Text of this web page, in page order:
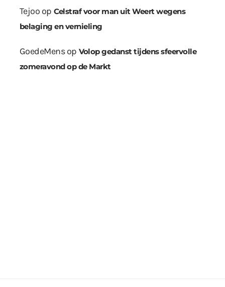
Tejoo op Celstraf voor man uit Weert wegens
belaging en vernieling
GoedeMensop Volop gedanst tijdens sfeervolle
zomeravond op de Markt